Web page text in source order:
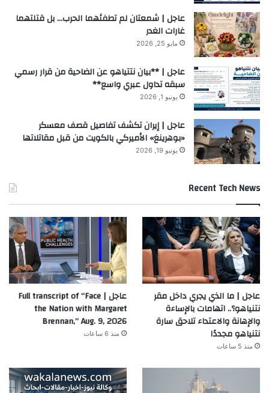
عاجل | شمعتان لم تطفئهما الحرب… بل قتلتهما
غارات الغدر
مايو 25, 2026
عاجل | **بيان نتتياهو عن الضاحية من قرار رسمي
سبقه تداول عبري واسع**
يونيو 1, 2026
عاجل | إيران تكشف تفاصيل قصف معسكر
«بوهرينغ» الأميركي بالكويت من قبل مقاتلاتها
يونيو 19, 2026
Recent Tech News
عاجل | ما الذي يجري داخل مقر
نتنياهو؟.. اتهامات بالإساءة
والإهانة والاعتداء تلاحق سارة
نتنياهو مجددًا
منذ 5 ساعات
عاجل | Full transcript of “Face
the Nation with Margaret
Brennan,” Aug. 9, 2026
منذ 6 ساعات